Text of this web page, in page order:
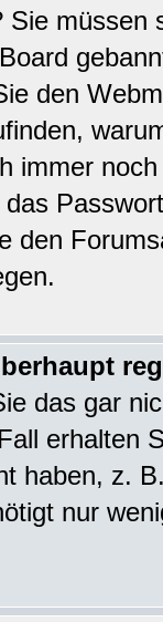
den
immer
den
das gar
erhalten
haben, z.
nur